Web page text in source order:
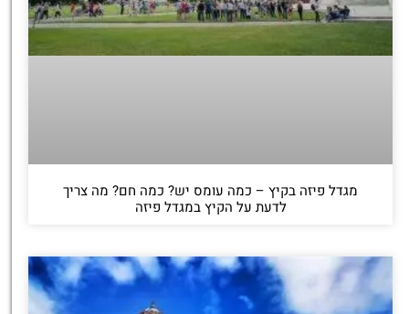
מגדל פיזה בקיץ – כמה עומס יש? כמה חם? מה צריך
לדעת על הקיץ במגדל פיזה